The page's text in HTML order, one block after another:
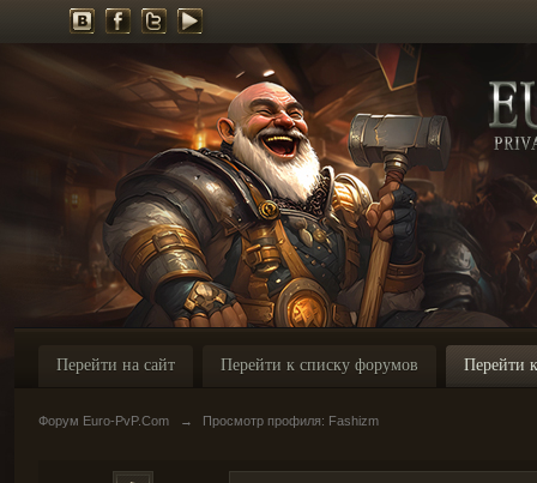
Перейти на сайт Перейти к списку форумов Перейти
Форум Euro-PvP.Com → Просмотр профиля: Fashizm